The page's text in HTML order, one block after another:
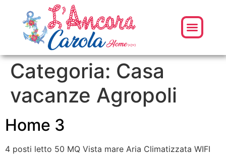
Categoria: Casa
vacanze Agropoli
Home 3
4 posti letto 50 MQ Vista mare Aria Climatizzata WIFI